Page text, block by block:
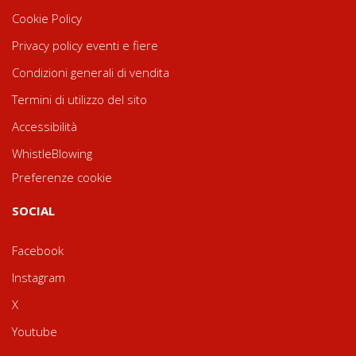
Cookie Policy
Privacy policy eventi e fiere
Condizioni generali di vendita
Termini di utilizzo del sito
Accessibilità
WhistleBlowing
Preferenze cookie
SOCIAL
Facebook
Instagram
X
Youtube